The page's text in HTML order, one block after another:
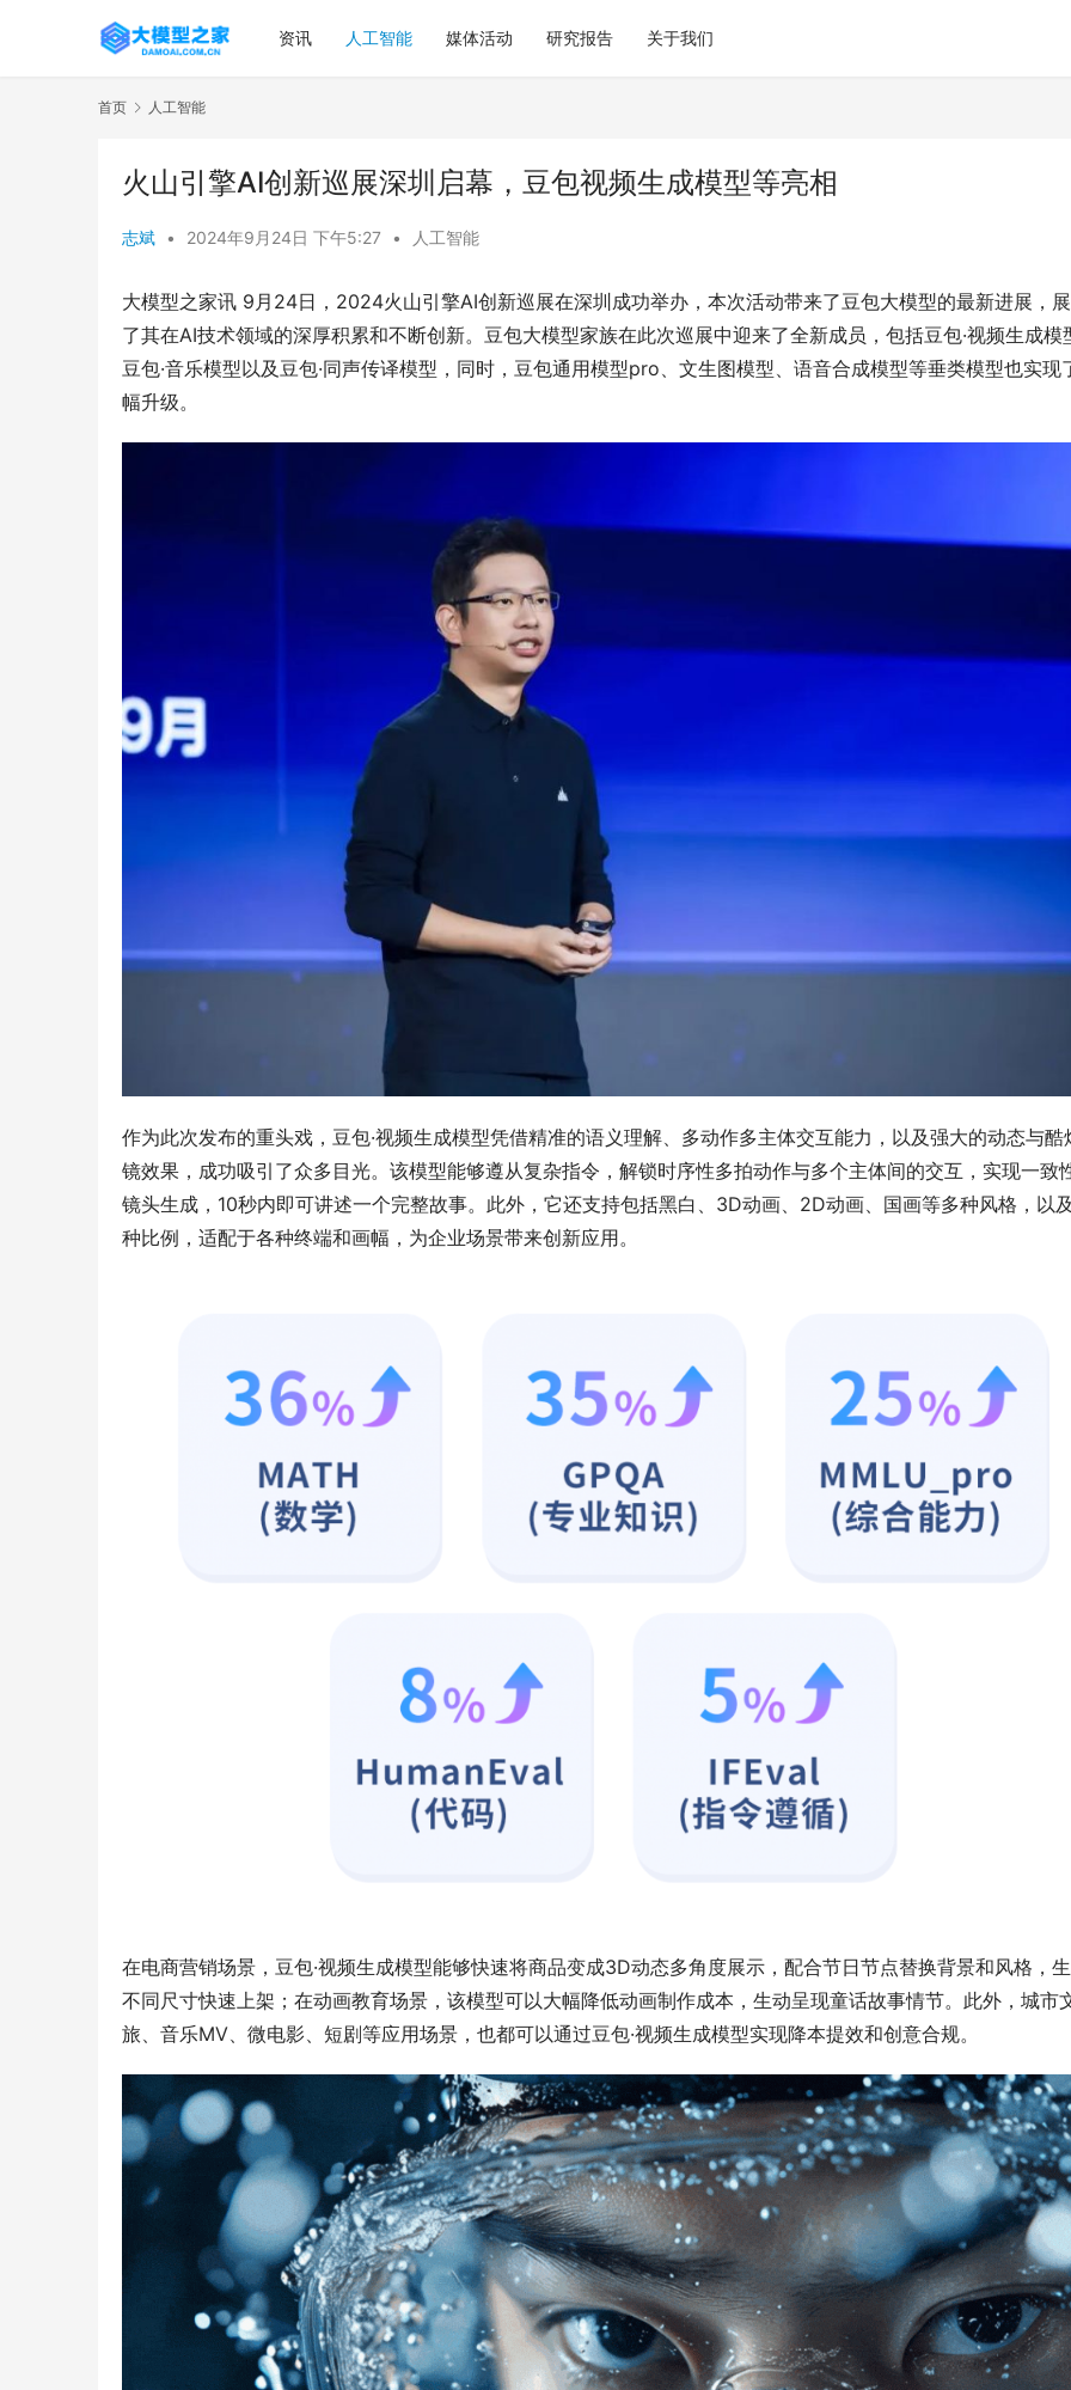
资讯 人工智能 媒体活动 研究报告 关于我们
首页 人工智能
火山引擎AI创新巡展深圳启幕，豆包视频生成模型等亮相
志斌 • 2024年9月24日 下午5:27 • 人工智能
大模型之家讯 9月24日，2024火山引擎AI创新巡展在深圳成功举办，本次活动带来了豆包大模型的最新进展，
了其在AI技术领域的深厚积累和不断创新。豆包大模型家族在此次巡展中迎来了全新成员，包括豆包·视频生成模
豆包·音乐模型以及豆包·同声传译模型，同时，豆包通用模型pro、文生图模型、语音合成模型等垂类模型也实现
幅升级。
作为此次发布的重头戏，豆包·视频生成模型凭借精准的语义理解、多动作多主体交互能力，以及强大的动态与酷
镜效果，成功吸引了众多目光。该模型能够遵从复杂指令，解锁时序性多拍动作与多个主体间的交互，实现一致
镜头生成，10秒内即可讲述一个完整故事。此外，它还支持包括黑白、3D动画、2D动画、国画等多种风格，以
种比例，适配于各种终端和画幅，为企业场景带来创新应用。
在电商营销场景，豆包·视频生成模型能够快速将商品变成3D动态多角度展示，配合节日节点替换背景和风格，
不同尺寸快速上架；在动画教育场景，该模型可以大幅降低动画制作成本，生动呈现童话故事情节。此外，城市
旅、音乐MV、微电影、短剧等应用场景，也都可以通过豆包·视频生成模型实现降本提效和创意合规。